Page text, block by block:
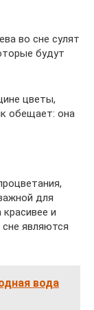
во сне сулят
будут
цветы,
обещает: она
для
и
являются
вода